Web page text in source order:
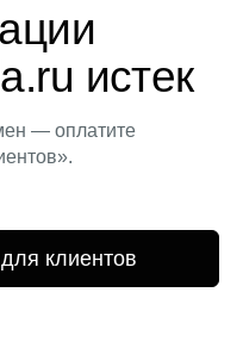
истек
— оплатите
клиентов